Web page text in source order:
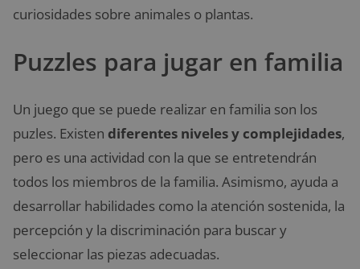
curiosidades sobre animales o plantas.
Puzzles para jugar en familia
Un juego que se puede realizar en familia son los
puzles. Existen diferentes niveles y complejidades,
pero es una actividad con la que se entretendrán
todos los miembros de la familia. Asimismo, ayuda a
desarrollar habilidades como la atención sostenida, la
percepción y la discriminación para buscar y
seleccionar las piezas adecuadas.